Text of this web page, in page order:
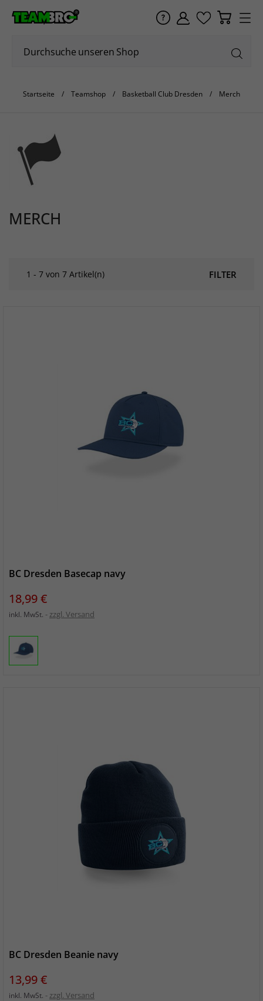
Startseite Teamshop Basketball Club Dresden Merch
MERCH
FILTER
1 - 7 von 7 Artikel(n)
BC Dresden Basecap navy
Preis
18,99 €
inkl. MwSt. zzgl. Versand
BC Dresden Beanie navy
Preis
13,99 €
inkl. MwSt. zzgl. Versand